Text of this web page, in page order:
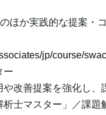
ほか実践的な提案・
jp/course/
ー
改善提案を強化し、
士マスター」／課題